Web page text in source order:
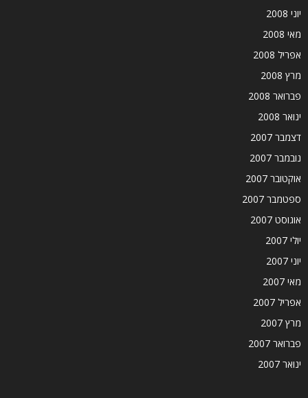
יוני 2008
מאי 2008
אפריל 2008
מרץ 2008
פברואר 2008
ינואר 2008
דצמבר 2007
נובמבר 2007
אוקטובר 2007
ספטמבר 2007
אוגוסט 2007
יולי 2007
יוני 2007
מאי 2007
אפריל 2007
מרץ 2007
פברואר 2007
ינואר 2007